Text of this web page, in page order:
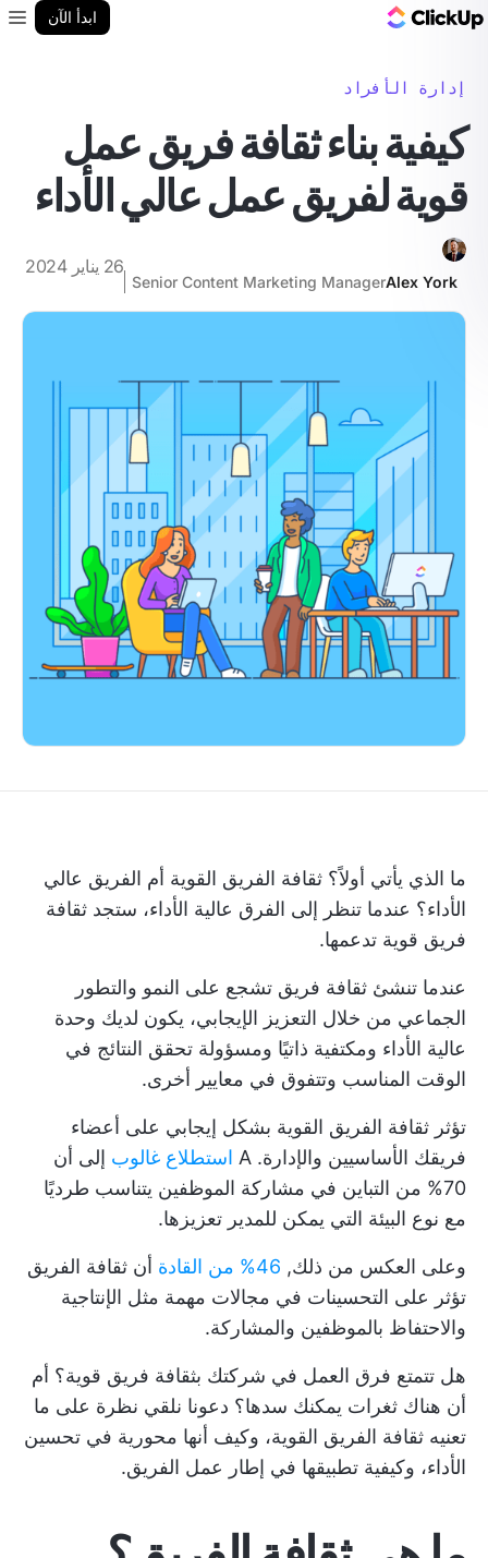
ابدأ الآن
إدارة الأفراد
كيفية بناء ثقافة فريق عمل
قوية لفريق عمل عالي الأداء
Alex York
Senior Content Marketing Manager
26 يناير 2024
ما الذي يأتي أولاً؟ ثقافة الفريق القوية أم الفريق عالي
الأداء؟ عندما تنظر إلى الفرق عالية الأداء، ستجد ثقافة
فريق قوية تدعمها.
عندما تنشئ ثقافة فريق تشجع على النمو والتطور
الجماعي من خلال التعزيز الإيجابي، يكون لديك وحدة
عالية الأداء ومكتفية ذاتيًا ومسؤولة تحقق النتائج في
الوقت المناسب وتتفوق في معايير أخرى.
تؤثر ثقافة الفريق القوية بشكل إيجابي على أعضاء
فريقك الأساسيين والإدارة. A
استطلاع غالوب إلى أن
70% من التباين في مشاركة الموظفين يتناسب طرديًا
مع نوع البيئة التي يمكن للمدير تعزيزها.
وعلى العكس من ذلك, 46% من القادة
أن ثقافة الفريق
تؤثر على التحسينات في مجالات مهمة مثل الإنتاجية
والاحتفاظ بالموظفين والمشاركة.
هل تتمتع فرق العمل في شركتك بثقافة فريق قوية؟ أم
أن هناك ثغرات يمكنك سدها؟ دعونا نلقي نظرة على ما
تعنيه ثقافة الفريق القوية، وكيف أنها محورية في تحسين
الأداء، وكيفية تطبيقها في إطار عمل الفريق.